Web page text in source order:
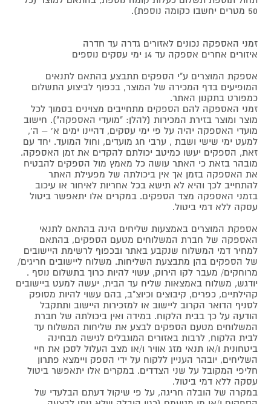
50 מטרים יחשבו כקומה נוספת).
זמני האספקה נכונים לאזורים גדרה עד חדרה
איזורים אחרים אספקה עד 14 ימי עסקים נוספים
אספקת המוצרים ע"י הספקים תתבצע בהתאם לתנאים
המופיעים בדף המכירה של המוצר, בכפוף לביצוע התשלום
כמפורט בתקנון האתר.
זמני האספקה להם הספקים מתחייבים מצוינים בסמוך לכל
מוצר ומוצר בזירת המכירות (להלן: "מועדי האספקה"). חישוב
מועדי האספקה יהיה על פי ימי עסקים, דהיינו ימים א' – ה',
למעט ימי שישי ושבת , ערבי חג מועדים, וחול המועד. יחד עם
זאת, הספקים יעשו כמיטב יכולתם להקדים את זמן האספקה.
מובהר בזאת כי האתר עושה כל מאמץ מול הספקים להבטיח
את האספקה בזמן אך אין ביכולתה של מפעילת האתר
להתחייב לכך והיא לא תישא בכל אחריות לאיחור או עיכוב
בזמני האספקה מצד הספקים. במקרים אלו יתאפשר ביטול
עסקה ללא דמי ביטול.
אספקת המוצרים באמצעות שליחים הינה בהתאם לתנאי
האספקה של חברת המשלוחים מטעם הספקים, בהתאם
למחיר דמי המשלוח שנקבע באתר ובכפוף לרשימת היישובים
של הספקים בהן מתבצעת השליחות. משלוח ליישובים חריגים/
מרוחקים/ מעבר לקו הירוק, עשוי להיות כרוך בתשלום נוסף .
יודגש, משלוח באמצאות שליח עד הבית, יעשה למעט ביישובים
קהילתיים, כפרים, קיבוצים וכיוצ"ב, בהם עשוי להיות מסופק
לסניף הדואר הקרוב ליישוב או למזכירות היישוב ותתקבל
הודעה על כך בבית הלקוח. במידה ואין ביכולתה של חברת
המשלוחים מטעם הספקים לבצע את שליחות המשלוח עד
לבית הלקוח, לרבות באזורים המוגבלים לגישה מבחינה
ביטחונית ו/או תנאי מזג אוויר ו/או מצב העלול לסכן את חיי
השליחים, יובהר העניין ללקוח על ידי הספק ויימצא פתרון
חליפי המקובל על שני הצדדים. במקרים אלו יתאפשר ביטול
עסקה ללא דמי ביטול.
במקרה של הובלה חריגה, על פי שיקול דעתם הבלעדי של